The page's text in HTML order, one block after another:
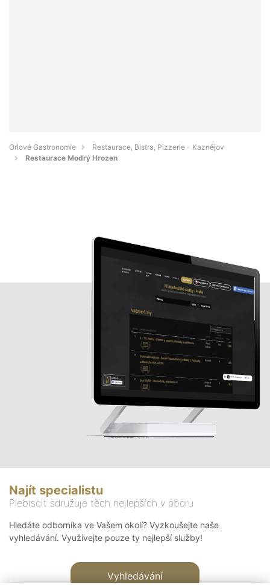
Orlové Gastronomie
Restaurace, Bistra, Pizzerie - Kaznějov
Restaurace Modrý Hrozen
Najít specialistu
Plebiscit sdružuje těch nejlepších v oboru
Hledáte odborníka ve Vašem okolí? Vyzkoušejte naše
vyhledávání. Využívejte pouze ty nejlepší služby!
Vyhledávání